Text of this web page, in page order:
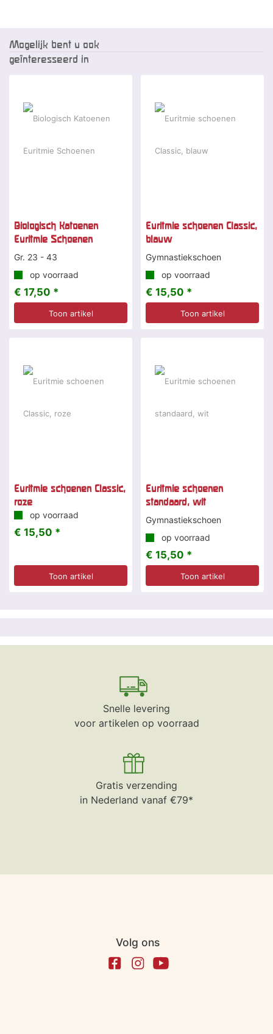
Mogelijk bent u ook
geïnteresseerd in
Biologisch Katoenen
Euritmie Schoenen
Gr. 23 - 43
op voorraad
€ 17,50 *
Toon artikel
Euritmie schoenen Classic,
blauw
Gymnastiekschoen
op voorraad
€ 15,50 *
Toon artikel
Euritmie schoenen Classic,
roze
op voorraad
€ 15,50 *
Toon artikel
Euritmie schoenen
standaard, wit
Gymnastiekschoen
op voorraad
€ 15,50 *
Toon artikel
Snelle levering
voor artikelen op voorraad
Gratis verzending
in Nederland vanaf €79*
Volg ons